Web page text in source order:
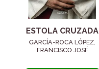
ESTOLA CRUZADA
GARCÍA-ROCA LÓPEZ,
FRANCISCO JOSÉ